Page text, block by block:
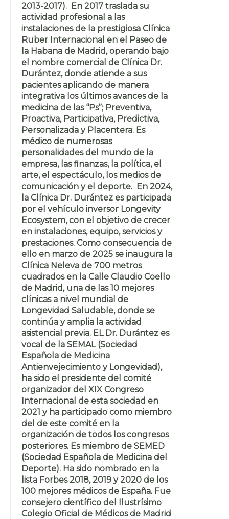
2013-2017). En 2017 traslada su
actividad profesional a las
instalaciones de la prestigiosa Clínica
Ruber Internacional en el Paseo de
la Habana de Madrid, operando bajo
el nombre comercial de Clínica Dr.
Durántez, donde atiende a sus
pacientes aplicando de manera
integrativa los últimos avances de la
medicina de las “Ps”; Preventiva,
Proactiva, Participativa, Predictiva,
Personalizada y Placentera. Es
médico de numerosas
personalidades del mundo de la
empresa, las finanzas, la política, el
arte, el espectáculo, los medios de
comunicación y el deporte. En 2024,
la Clínica Dr. Durántez es participada
por el vehículo inversor Longevity
Ecosystem, con el objetivo de crecer
en instalaciones, equipo, servicios y
prestaciones. Como consecuencia de
ello en marzo de 2025 se inaugura la
Clínica Neleva de 700 metros
cuadrados en la Calle Claudio Coello
de Madrid, una de las 10 mejores
clínicas a nivel mundial de
Longevidad Saludable, donde se
continúa y amplia la actividad
asistencial previa. EL Dr. Durántez es
vocal de la SEMAL (Sociedad
Española de Medicina
Antienvejecimiento y Longevidad),
ha sido el presidente del comité
organizador del XIX Congreso
Internacional de esta sociedad en
2021 y ha participado como miembro
del de este comité en la
organización de todos los congresos
posteriores. Es miembro de SEMED
(Sociedad Española de Medicina del
Deporte). Ha sido nombrado en la
lista Forbes 2018, 2019 y 2020 de los
100 mejores médicos de España. Fue
consejero científico del Ilustrísimo
Colegio Oficial de Médicos de Madrid